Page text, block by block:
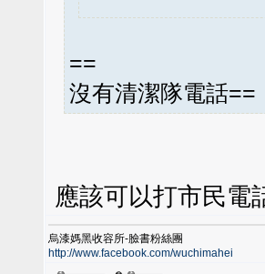
==
沒有清潔隊電話==
應該可以打市民電
烏漆媽黑收容所-臉書粉絲團
http://www.facebook.com/wuchimahei